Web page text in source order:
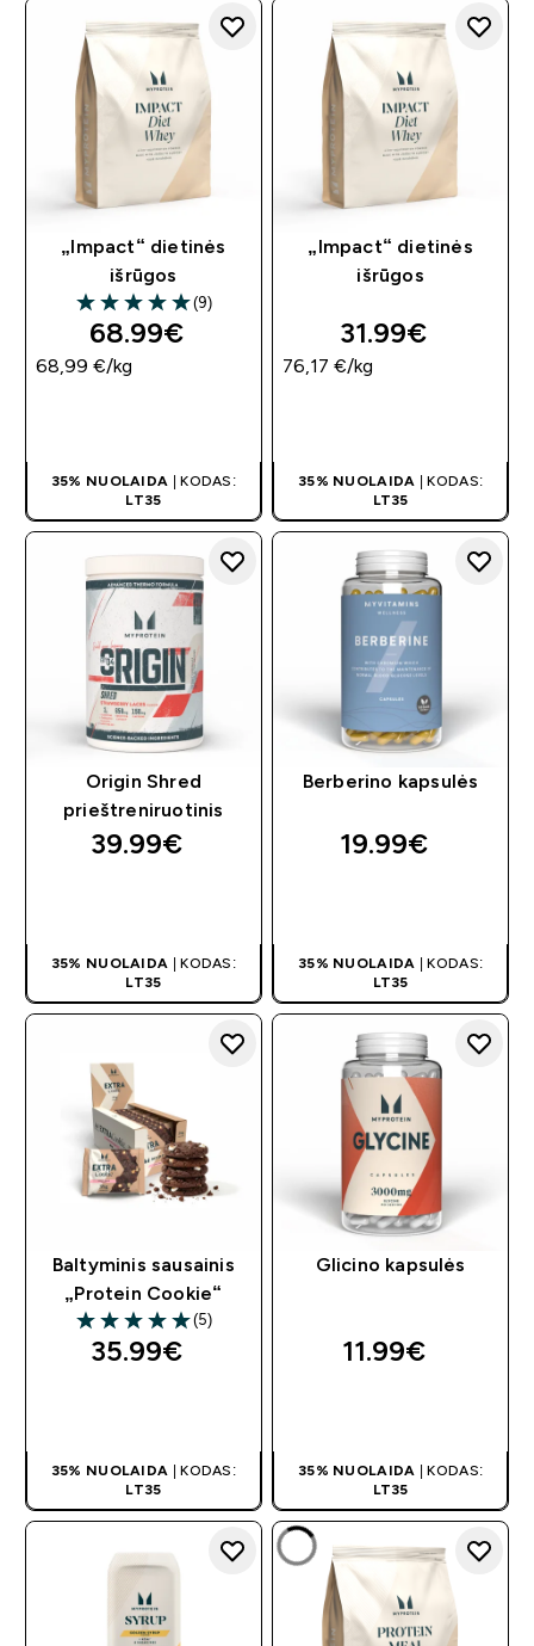
„Impact“ dietinės
išrūgos
5 out of 5 stars
(9)
68.99€‎
68,99 €‎/kg
35% NUOLAIDA | KODAS:
LT35
„Impact“ dietinės
išrūgos
31.99€‎
76,17 €‎/kg
35% NUOLAIDA | KODAS:
LT35
Origin Shred
prieštreniruotinis
39.99€‎
35% NUOLAIDA | KODAS:
LT35
Berberino kapsulės
19.99€‎
35% NUOLAIDA | KODAS:
LT35
Baltyminis sausainis
„Protein Cookie“
5 out of 5 stars
(5)
35.99€‎
35% NUOLAIDA | KODAS:
LT35
Glicino kapsulės
11.99€‎
35% NUOLAIDA | KODAS:
LT35